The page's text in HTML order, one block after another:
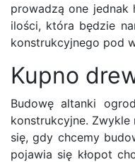
prowadzą one jednak
ilości, która będzie
konstrukcyjnego pod
Kupno
Budowę altanki
konstrukcyjne.
się, gdy chcemy
pojawia się kłopot